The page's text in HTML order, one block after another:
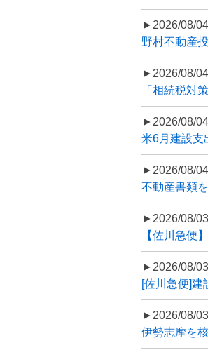
►2026/08/
野村不動産
►2026/08/
「相続税対
►2026/08/
米6月建設支
►2026/08/
不動産書類
►2026/08/
【佐川急便
►2026/08/
[佐川急便]建
►2026/08/
伊勢志摩を